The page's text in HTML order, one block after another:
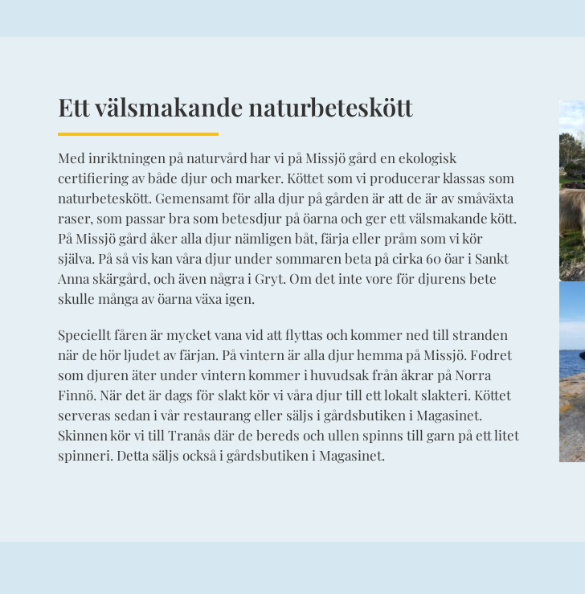
Ett välsmakande naturbeteskött
Med inriktningen på naturvård har vi på Missjö gård en ekologisk
certifiering av både djur och marker. Köttet som vi producerar klassas som
naturbeteskött. Gemensamt för alla djur på gården är att de är av småväxta
raser, som passar bra som betesdjur på öarna och ger ett välsmakande kött.
På Missjö gård åker alla djur nämligen båt, färja eller pråm som vi kör
själva. På så vis kan våra djur under sommaren beta på cirka 60 öar i Sankt
Anna skärgård, och även några i Gryt. Om det inte vore för djurens bete
skulle många av öarna växa igen.
Speciellt fåren är mycket vana vid att flyttas och kommer ned till stranden
när de hör ljudet av färjan. På vintern är alla djur hemma på Missjö. Fodret
som djuren äter under vintern kommer i huvudsak från åkrar på Norra
Finnö. När det är dags för slakt kör vi våra djur till ett lokalt slakteri. Köttet
serveras sedan i vår restaurang eller säljs i gårdsbutiken i Magasinet.
Skinnen kör vi till Tranås där de bereds och ullen spinns till garn på ett litet
spinneri. Detta säljs också i gårdsbutiken i Magasinet.